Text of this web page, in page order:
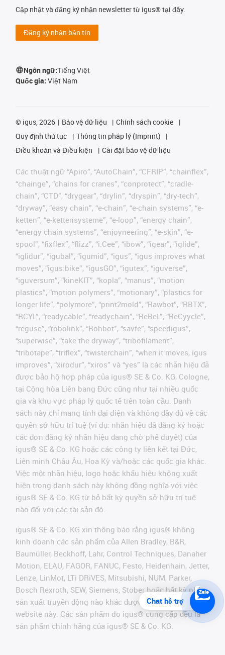
Cập nhật và đăng ký nhận newsletter từ igus® tại đây.
Đăng ký nhận bản tin
Ngôn ngữ:Tiếng Việt
Quốc gia: Việt Nam
© igus, 2026 Bảo vệ dữ liệu
Chính sách cookie
Quy định thủ tục
Thông tin pháp lý (Imprint)
Điều khoản và Điều kiện
Cài đặt bảo vệ dữ liệu
Các thuật ngữ “Apiro”, “AutoChain”, “CFRIP”, “chainflex”,
“chainge”, “chains for cranes”, “conprotect”, “cradle-
chain”, “CTD”, “drygear”, “drylin”, “dryspin”, “dry-tech”,
“dryway”, “easy chain”, “e-chain”, “e-chain systems”, “e-
ketten”, “e-kettensysteme”, “e-loop”, “energy chain”,
“energy chain systems”, “enjoyneering”, “e-skin”, “e-
spool”, “fixflex”, “flizz”, “i.Cee”, “ibow”, “igear”, “iglide”,
“iglidur”, “igubal”, “igumid”, “igus”, “igus improves what
moves”, “igus:bike”, “igusGO”, “igutex”, “iguverse”,
“iguversum”, “kineKIT”, “kopla”, “manus”, “motion
plastics”, “motion polymers”, “motionary”, “plastics for
longer life”, “polymore”, “print2mold”, “Rawbot”, “RBTX”,
“RCYL”, “readycable”, “readychain”, “ReBeL”, “ReCyycle”,
“reguse”, “robolink”, “Rohbot”, “savfe”, “speedigus”,
“superwise”, “take the dryway”, “tribofilament”,
“tribotape”, “triflex”, “twisterchain”, “when it moves, igus
improves”, “xirodur”, “xiros” và “yes” là các nhãn hiệu đã
được bảo hộ hợp pháp của igus® SE & Co. KG, Cologne,
tại Cộng hòa Liên bang Đức cũng như tại nhiều quốc
gia và khu vực pháp lý quốc tế trên toàn cầu. Danh
sách này chỉ mang tính đại diện và không đầy đủ về các
quyền sở hữu trí tuệ (ví dụ: nhãn hiệu đã đăng ký hoặc
các đơn đăng ký nhãn hiệu đang chờ phê duyệt) của
igus® SE & Co. KG hoặc các công ty liên kết tại Đức,
Liên minh Châu Âu, Hoa Kỳ và/hoặc các quốc gia khác.
Việc một nhãn hiệu, logo hoặc khẩu hiệu không xuất
hiện trong danh sách này không đồng nghĩa với việc
igus® SE & Co. KG từ bỏ bất kỳ quyền sở hữu trí tuệ
nào đối với các tài sản đó.
igus® SE & Co. KG xin thông báo rằng igus® không
kinh doanh các sản phẩm của Allen Bradley, B&R,
Baumüller, Beckhoff, Lahr, Control Techniques, Danaher
Motion, ELAU, FAGOR, FANUC, Festo, Heidenhain, Jetter,
Lenze, LinMot, LTi DRiVES, Mitsubishi, NUM, Parker,
Bosch Rexroth, SEW, Siemens, Stöber hoặc bất kỳ nhà
sản xuất truyền động nào khác được đề cập trên
website này. Các sản phẩm do igus® cung cấp đều là
sản phẩm chính hãng của igus® SE & Co. KG.
Chat hỗ trợ